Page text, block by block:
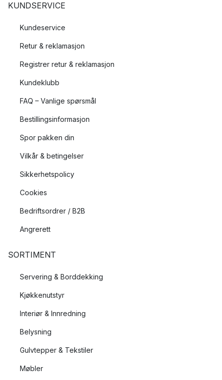
KUNDSERVICE
Kundeservice
Retur & reklamasjon
Registrer retur & reklamasjon
Kundeklubb
FAQ – Vanlige spørsmål
Bestillingsinformasjon
Spor pakken din
Vilkår & betingelser
Sikkerhetspolicy
Cookies
Bedriftsordrer / B2B
Angrerett
SORTIMENT
Servering & Borddekking
Kjøkkenutstyr
Interiør & Innredning
Belysning
Gulvtepper & Tekstiler
Møbler